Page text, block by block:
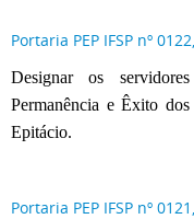
Portaria PEP IFSP nº
Designar os
Permanência e Êxito
Epitácio.
Portaria PEP IFSP nº